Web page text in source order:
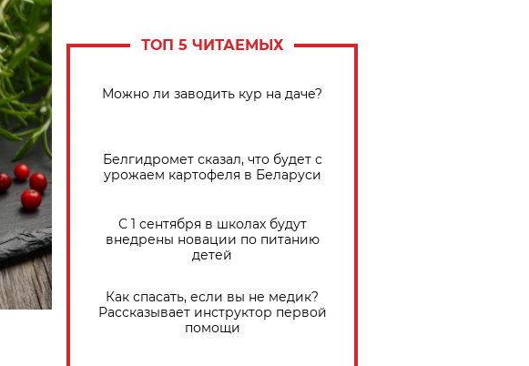
ТОП 5 ЧИТАЕМЫХ
Можно ли заводить кур на даче?
Белгидромет сказал, что будет с
урожаем картофеля в Беларуси
С 1 сентября в школах будут
внедрены новации по питанию
детей
Как спасать, если вы не медик?
Рассказывает инструктор первой
помощи